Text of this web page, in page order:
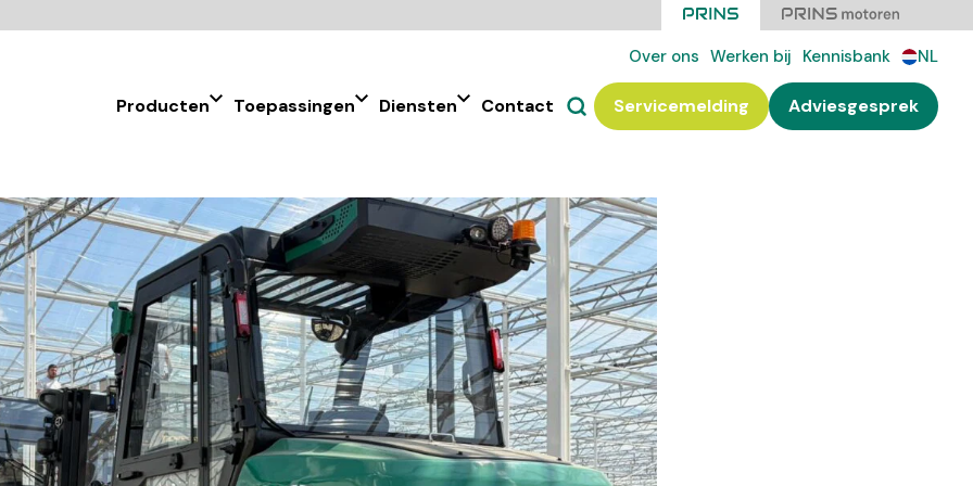
Over ons Werken bij Kennisbank NL
Producten Toepassingen Diensten Contact Servicemelding Adviesgesprek